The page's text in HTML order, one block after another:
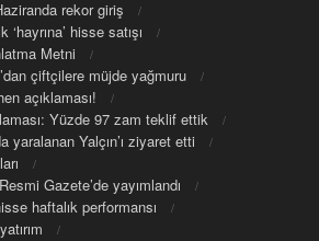
rekor giriş
hisse satışı
Metni
çiftçilere müjde yağmuru
açıklaması!
Yüzde 97 zam teklif ettik
yaralanan Yalçın’ı ziyaret etti
Gazete’de yayımlandı
haftalık performansı